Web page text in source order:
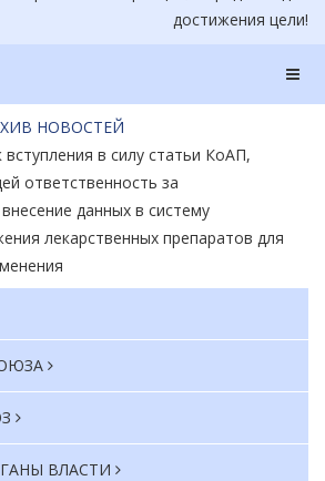
достижения цели!
НОВОСТЕЙ
вступления в силу статьи КоАП,
ответственность за
данных в систему
лекарственных препаратов для
ВЛАСТИ